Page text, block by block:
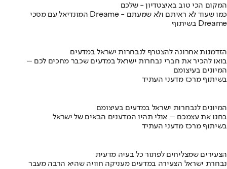
המקום הכי טוב באיצטדיון - שלכם
המונדיאל עם מסכי Dreame - כמו שעוד לא ראיתם ולא שמעתם
בשיתוף Dreame
הזדמנות אחרונה להצטרף לנבחרות ישראל במדעים
בואו להכיר את חברי נבחרות ישראל במדעים שכבר מחכים לכם –
המיונים בעיצומם
בשיתוף מרכז מדעני העתיד
המיונים לנבחרות ישראל במדעים בעיצומם
בחנו את עצמכם – אולי תהיו המדענים הבאים של ישראל
בשיתוף מרכז מדעני העתיד
הצעירים שמצליחים לפתור כל בעיה מדעית
נבחרת ישראל הצעירה במדעים מעניקה חוויה שהיא הרבה מעבר